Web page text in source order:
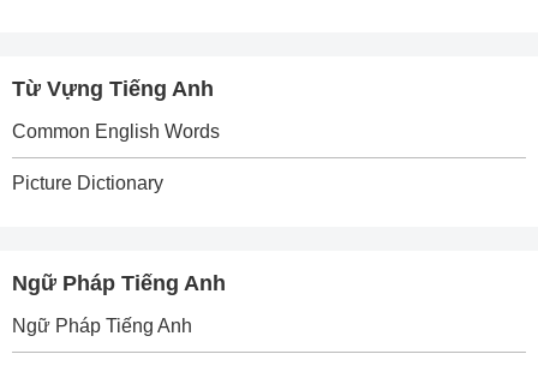
Từ Vựng Tiếng Anh
Common English Words
Picture Dictionary
Ngữ Pháp Tiếng Anh
Ngữ Pháp Tiếng Anh